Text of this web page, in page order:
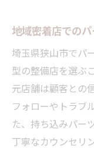
地域密着店での
埼玉県狭山市でパ
型の整備店を選ぶ
元店舗は顧客との
フォローやトラブ
た、持ち込みパー
丁寧なカウンセリ